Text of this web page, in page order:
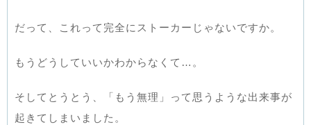
だって、これって完全にストーカーじゃないですか。
もうどうしていいかわからなくて…。
そしてとうとう、「もう無理」って思うような出来事が
起きてしまいました。